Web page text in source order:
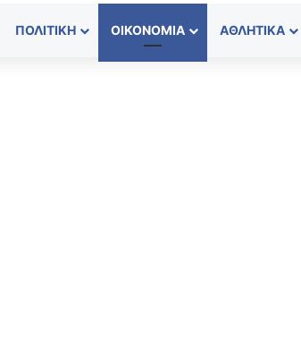
ΠΟΛΙΤΙΚΉ ΟΙΚΟΝΟΜΊΑ ΑΘΛΗΤΙΚΆ